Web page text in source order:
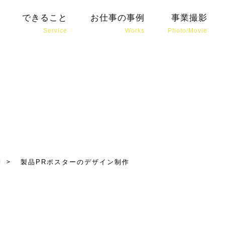
・ブランディング会社がおすすめする 製品PRポス
できること
Service
お仕事の事例
Works
事業撮影
Photo/Movie
> 製品PRポスターのデザイン制作